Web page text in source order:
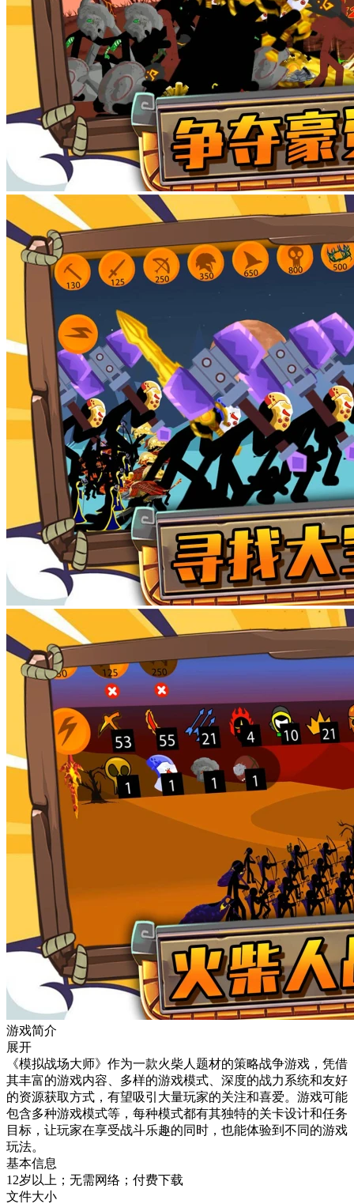
游戏简介
展开
《模拟战场大师》作为一款火柴人题材的策略战争游戏，凭借
其丰富的游戏内容、多样的游戏模式、深度的战力系统和友好
的资源获取方式，有望吸引大量玩家的关注和喜爱。游戏可能
包含多种游戏模式等，每种模式都有其独特的关卡设计和任务
目标，让玩家在享受战斗乐趣的同时，也能体验到不同的游戏
玩法。
基本信息
12岁以上；无需网络；付费下载
文件大小